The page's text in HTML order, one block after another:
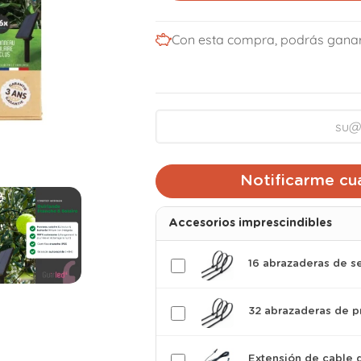
Con esta compra, podrás
Notificarme
Accesorios imprescindibles
16 abrazaderas de
32 abrazaderas de
Extensión de cable